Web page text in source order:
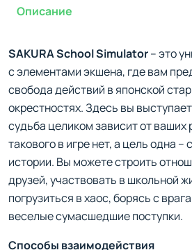
Описание
SAKURA School Simulator– это
с элементами экшена, где вам
свобода действий в японской
окрестностях. Здесь вы
судьба целиком зависит от
такового в игре нет, а цель одна
истории. Вы можете строить
друзей, участвовать в школьной
погрузиться в хаос, борясь с
веселые сумасшедшие поступки.
Способы взаимодействия